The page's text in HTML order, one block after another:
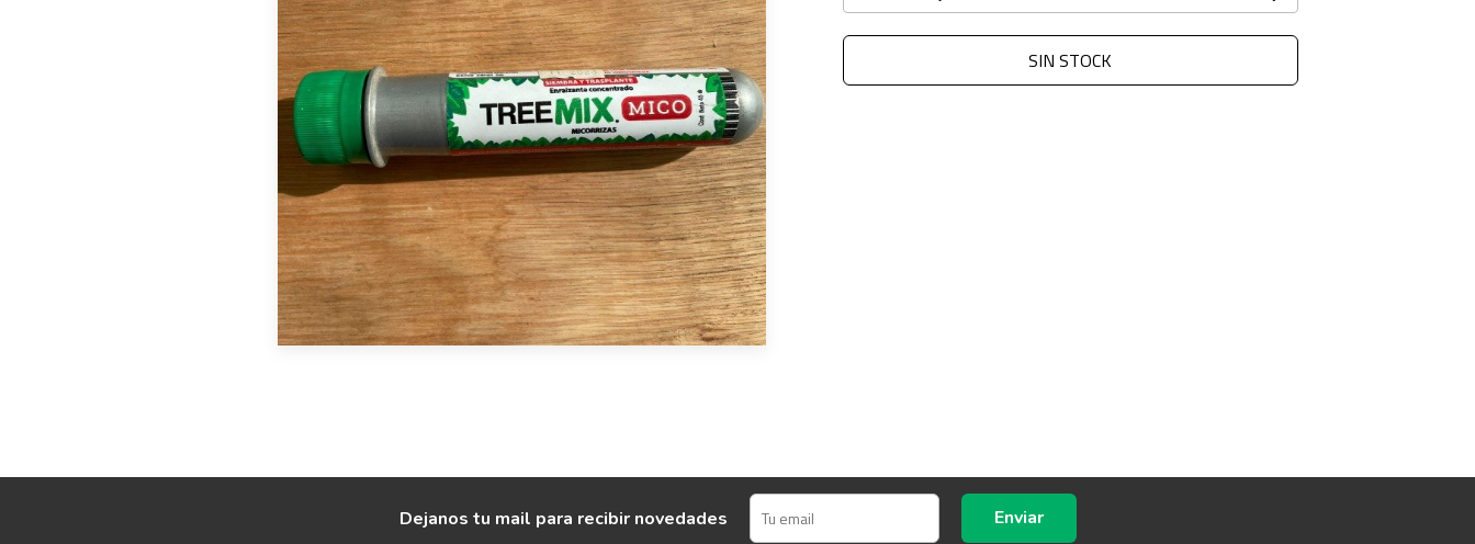
SIN STOCK
Dejanos tu mail para recibir novedades Enviar